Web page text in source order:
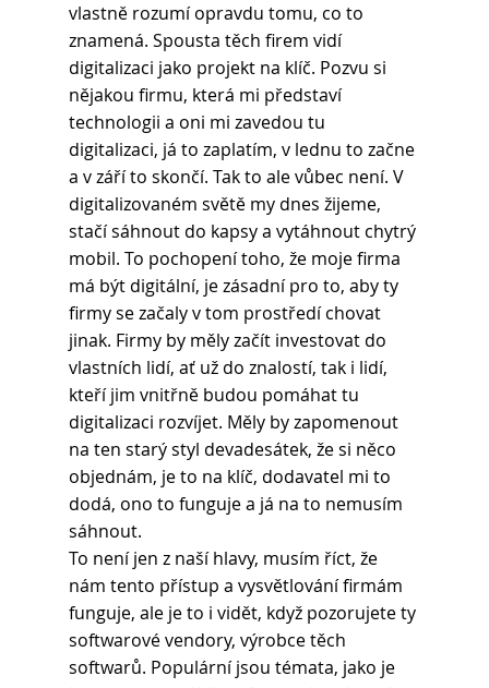
vlastně rozumí opravdu tomu, co to
znamená. Spousta těch firem vidí
digitalizaci jako projekt na klíč. Pozvu si
nějakou firmu, která mi představí
technologii a oni mi zavedou tu
digitalizaci, já to zaplatím, v lednu to začne
a v září to skončí. Tak to ale vůbec není. V
digitalizovaném světě my dnes žijeme,
stačí sáhnout do kapsy a vytáhnout chytrý
mobil. To pochopení toho, že moje firma
má být digitální, je zásadní pro to, aby ty
firmy se začaly v tom prostředí chovat
jinak. Firmy by měly začít investovat do
vlastních lidí, ať už do znalostí, tak i lidí,
kteří jim vnitřně budou pomáhat tu
digitalizaci rozvíjet. Měly by zapomenout
na ten starý styl devadesátek, že si něco
objednám, je to na klíč, dodavatel mi to
dodá, ono to funguje a já na to nemusím
sáhnout.
To není jen z naší hlavy, musím říct, že
nám tento přístup a vysvětlování firmám
funguje, ale je to i vidět, když pozorujete ty
softwarové vendory, výrobce těch
softwarů. Populární jsou témata, jako je